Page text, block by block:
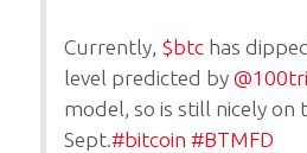
Currently, $btc has
level predicted by
model, so is still nicely
Sept.#bitcoin #BTMFD